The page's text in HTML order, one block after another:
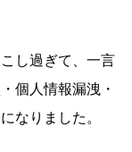
し過ぎて、一言
個人情報漏洩・
なりました。